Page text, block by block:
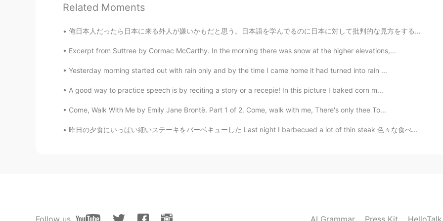
JP EN
友達のパーティーのために3時間くらい かけて このデザートを作った。
でも、１０分くらいでみんなは全部食べ終え た。
デザートは、いちごとスイカケーキ、マンゴプリ、オ リ オティラミス。
デザートは、いちごとスイカのケーキ、マンゴープリン、オレ オティラミス。
Related Moments
俺日本人だったら日本に来る外人が嫌いかもだと思う。日本語を学んでるのに日本に対して批判的な見方をする外人が多すぎる。ありのままの日本を気に入らなないんだったら、気に入ってる国の言葉を学べば？日本...
Excerpt from Suttree by Cormac McCarthy. In the morning there was snow at the higher elevations,...
Yesterday morning started out with rain only and by the time I came home it had turned into rain ...
A good way to practice speech is by reciting a story or a recepie! In this picture I baked corn m...
Come, Walk With Me by Emily Jane Brontë. Part 1 of 2. Come, walk with me, There's only thee To...
昨日の夕食にいっぱい細いステーキをバーベキューした Last night I barbecued a lot of thin steak 色々な食べ物で使える It can be used i...
Follow us AI Grammar Press Kit